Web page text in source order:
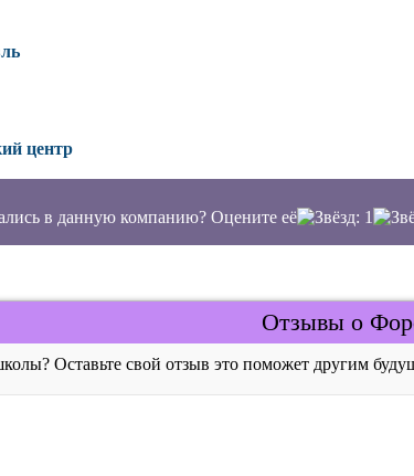
центр
в данную компанию? Оцените её
Отзывы о
Оставьте свой отзыв это поможет другим